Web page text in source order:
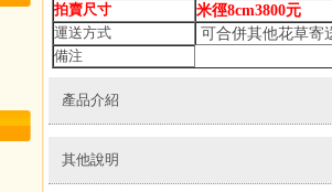
拍賣尺寸 米徑8cm3800元
運送方式 可合併其他花草寄
備注
產品介紹
其他說明